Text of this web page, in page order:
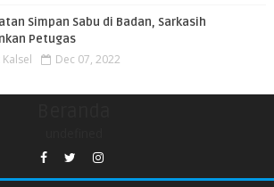
Simpan Sabu di Badan, Sarkasih
Petugas
Dec 07, 2022